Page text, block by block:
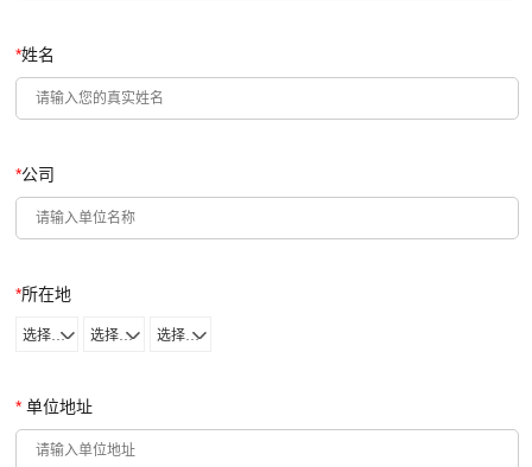
*姓名
*公司
*所在地
选择省份 选择城市 选择区域
* 单位地址